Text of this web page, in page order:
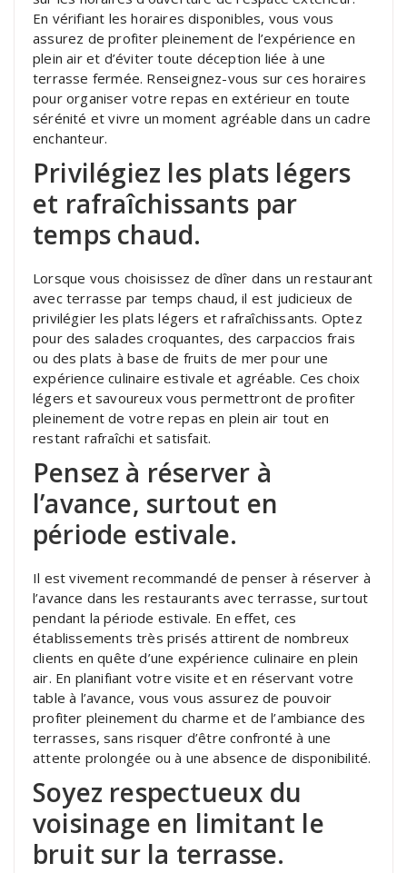
En vérifiant les horaires disponibles, vous vous
assurez de profiter pleinement de l’expérience en
plein air et d’éviter toute déception liée à une
terrasse fermée. Renseignez-vous sur ces horaires
pour organiser votre repas en extérieur en toute
sérénité et vivre un moment agréable dans un cadre
enchanteur.
Privilégiez les plats légers
et rafraîchissants par
temps chaud.
Lorsque vous choisissez de dîner dans un restaurant
avec terrasse par temps chaud, il est judicieux de
privilégier les plats légers et rafraîchissants. Optez
pour des salades croquantes, des carpaccios frais
ou des plats à base de fruits de mer pour une
expérience culinaire estivale et agréable. Ces choix
légers et savoureux vous permettront de profiter
pleinement de votre repas en plein air tout en
restant rafraîchi et satisfait.
Pensez à réserver à
l’avance, surtout en
période estivale.
Il est vivement recommandé de penser à réserver à
l’avance dans les restaurants avec terrasse, surtout
pendant la période estivale. En effet, ces
établissements très prisés attirent de nombreux
clients en quête d’une expérience culinaire en plein
air. En planifiant votre visite et en réservant votre
table à l’avance, vous vous assurez de pouvoir
profiter pleinement du charme et de l’ambiance des
terrasses, sans risquer d’être confronté à une
attente prolongée ou à une absence de disponibilité.
Soyez respectueux du
voisinage en limitant le
bruit sur la terrasse.